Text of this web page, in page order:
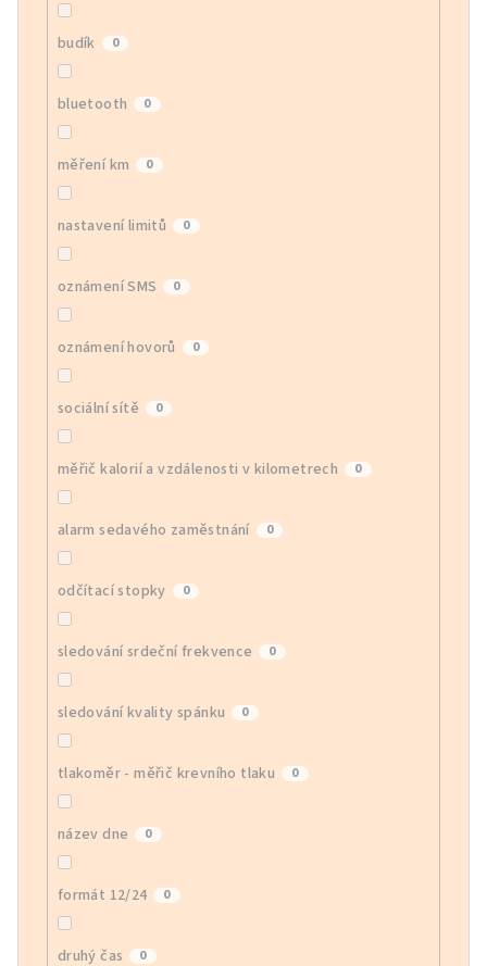
budík 0
bluetooth 0
měření km 0
nastavení limitů 0
oznámení SMS 0
oznámení hovorů 0
sociální sítě 0
měřič kalorií a vzdálenosti v kilometrech 0
alarm sedavého zaměstnání 0
odčítací stopky 0
sledování srdeční frekvence 0
sledování kvality spánku 0
tlakoměr - měřič krevního tlaku 0
název dne 0
formát 12/24 0
druhý čas 0